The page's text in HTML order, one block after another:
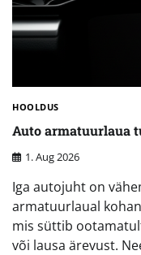
HOOLDUS
Auto armatuurlaua
1. Aug 2026
Iga autojuht on
armatuurlaual
mis süttib
või lausa ärevust.